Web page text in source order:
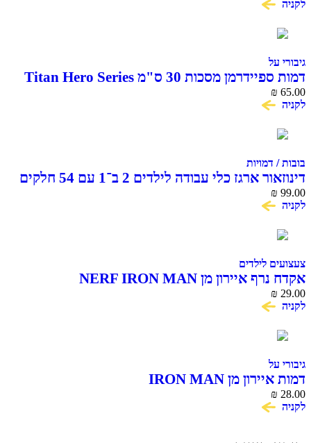
לקניה
גיבורי על
דמות ספיידרמן מסכות 30 ס"מ Titan Hero Series
₪ 65.00
לקניה
בובות / דמויות
דינוזאור ארגז כלי עבודה לילדים 2 ב־1 עם 54 חלקים
₪ 99.00
לקניה
צעצועים לילדים
אקדח נרף איירון מן NERF IRON MAN
₪ 29.00
לקניה
גיבורי על
דמות איירון מן IRON MAN
₪ 28.00
לקניה